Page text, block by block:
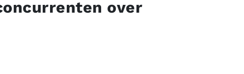
over